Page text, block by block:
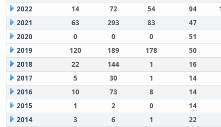
2022
14 72 54 94
2021
63 293 83
47
2020
0 0 0
51
2019
120 189 178
50
2018
22 144 1
16
2017
5 30 1
14
2016
10 73 8
14
2015
1 2 0
14
2014
3 6 1
22